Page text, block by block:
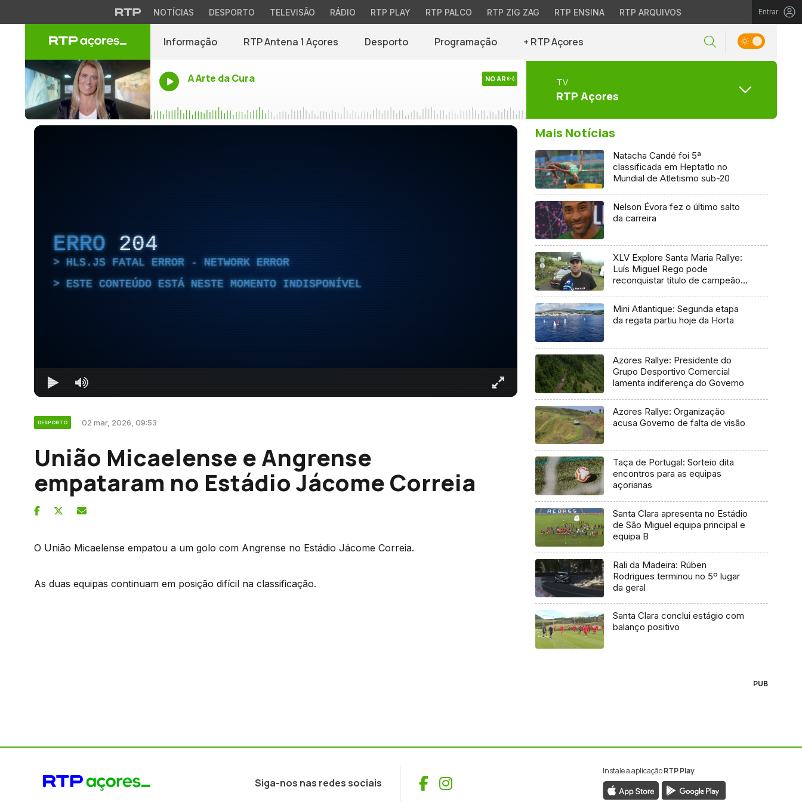
NOTÍCIAS DESPORTO TELEVISÃO RÁDIO RTP PLAY RTP PALCO RTP ZIG ZAG RTP ENSINA RTP ARQUIVOS Entrar
Informação RTP Antena 1 Açores Desporto Programação + RTP Açores
A Arte da Cura NO AR TV
RTP Açores
ERRO 204
HLS.JS FATAL ERROR - NETWORK ERROR
ESTE CONTEÚDO ESTÁ NESTE MOMENTO INDISPONÍVEL
DESPORTO 02 mar, 2026, 09:53
União Micaelense e Angrense
empataram no Estádio Jácome Correia
O União Micaelense empatou a um golo com Angrense no Estádio Jácome Correia.
As duas equipas continuam em posição difícil na classificação.
Mais Notícias
Natacha Candé foi 5ª
classificada em Heptatlo no
Mundial de Atletismo sub-20
Nelson Évora fez o último salto
da carreira
XLV Explore Santa Maria Rallye:
Luís Miguel Rego pode
reconquistar título de campeão
Mini Atlantique: Segunda etapa
da regata partiu hoje da Horta
Azores Rallye: Presidente do
Grupo Desportivo Comercial
lamenta indiferença do Governo
Azores Rallye: Organização
acusa Governo de falta de visão
Taça de Portugal: Sorteio dita
encontros para as equipas
açorianas
Santa Clara apresenta no Estádio
de São Miguel equipa principal e
equipa B
Rali da Madeira: Rúben
Rodrigues terminou no 5º lugar
da geral
Santa Clara conclui estágio com
balanço positivo
PUB
Siga-nos nas redes sociais Facebook
Instagram
Instale a aplicaçãoRTP Play